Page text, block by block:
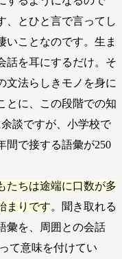
、とひと言で言ってし
いことなのです。生ま
話を耳にするだけ。そ
文法らしきモノを身に
とに、この段階での知
談ですが、小学校で
間で接する語彙が250
たちは途端に口数が多
まりです。聞き取れる
彙を、周囲との会話
て意味を付けてい